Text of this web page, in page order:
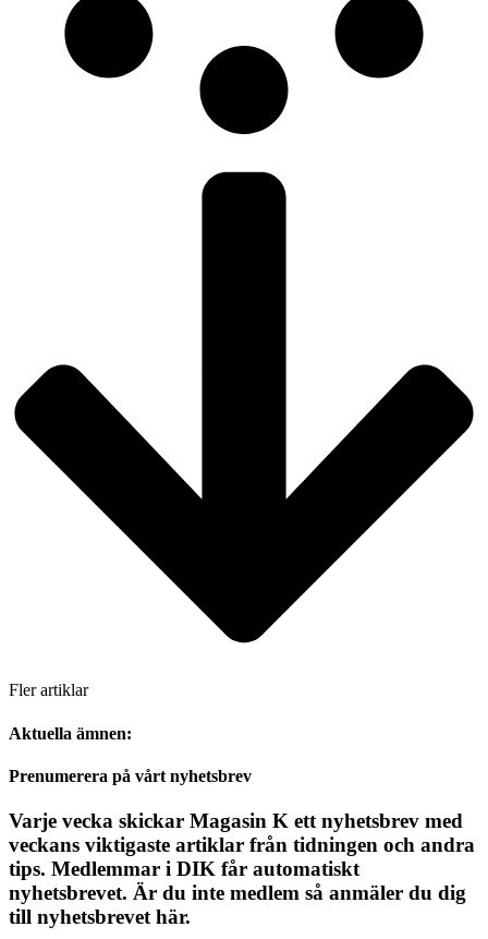
Fler artiklar
Aktuella ämnen:
Prenumerera på vårt nyhetsbrev
Varje vecka skickar Magasin K ett nyhetsbrev med
veckans viktigaste artiklar från tidningen och andra
tips. Medlemmar i DIK får automatiskt
nyhetsbrevet. Är du inte medlem så anmäler du dig
till nyhetsbrevet här.